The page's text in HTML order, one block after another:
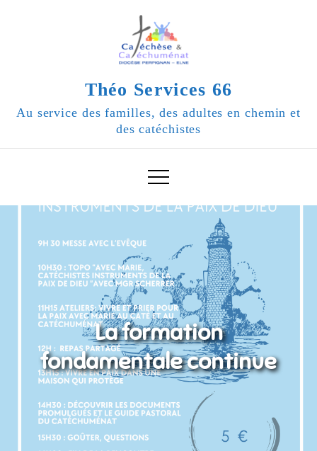
Théo Services 66
Au service des familles, des adultes en chemin et
des catéchistes
La formation
fondamentale continue